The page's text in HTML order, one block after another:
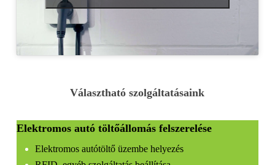
Választható szolgáltatásaink
Elektromos autó töltőállomás felszerelése
Elektromos autótöltő üzembe helyezés